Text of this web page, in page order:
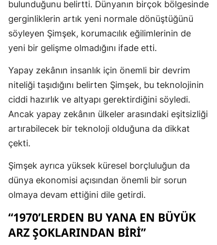
bulunduğunu belirtti. Dünyanın birçok bölgesinde
gerginliklerin artık yeni normale dönüştüğünü
söyleyen Şimşek, korumacılık eğilimlerinin de
yeni bir gelişme olmadığını ifade etti.
Yapay zekânın insanlık için önemli bir devrim
niteliği taşıdığını belirten Şimşek, bu teknolojinin
ciddi hazırlık ve altyapı gerektirdiğini söyledi.
Ancak yapay zekânın ülkeler arasındaki eşitsizliği
artırabilecek bir teknoloji olduğuna da dikkat
çekti.
Şimşek ayrıca yüksek küresel borçluluğun da
dünya ekonomisi açısından önemli bir sorun
olmaya devam ettiğini dile getirdi.
“1970’LERDEN BU YANA EN BÜYÜK
ARZ ŞOKLARINDAN BIRI”